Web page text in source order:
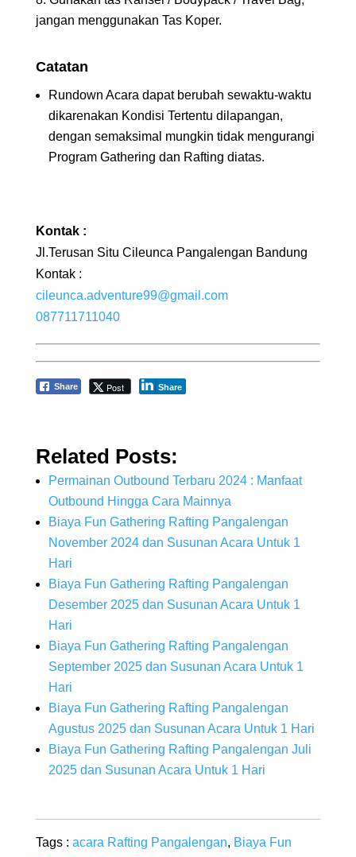
jangan menggunakan Tas Koper.
Catatan
Rundown Acara dapat berubah sewaktu-waktu
dikarenakan Kondisi Tertentu dilapangan,
dengan semaksimal mungkin tidak mengurangi
Program Gathering dan Rafting diatas.
Kontak :
Jl.Terusan Situ Cileunca Pangalengan Bandung
Kontak :
cileunca.adventure99@gmail.com
087711711040
Share Post Share
Related Posts:
Permainan Outbound Terbaru 2024 : Manfaat
Outbound Hingga Cara Mainnya
Biaya Fun Gathering Rafting Pangalengan
November 2024 dan Susunan Acara Untuk 1
Hari
Biaya Fun Gathering Rafting Pangalengan
Desember 2025 dan Susunan Acara Untuk 1
Hari
Biaya Fun Gathering Rafting Pangalengan
September 2025 dan Susunan Acara Untuk 1
Hari
Biaya Fun Gathering Rafting Pangalengan
Agustus 2025 dan Susunan Acara Untuk 1 Hari
Biaya Fun Gathering Rafting Pangalengan Juli
2025 dan Susunan Acara Untuk 1 Hari
Tags : acara Rafting Pangalengan, Biaya Fun